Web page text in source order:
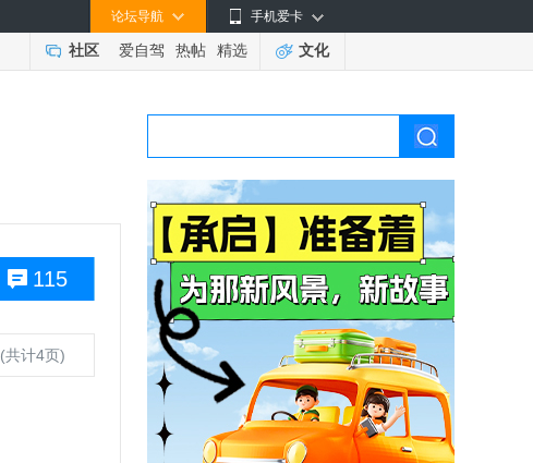
手机爱卡
论坛导航
社区 爱自驾 热帖 精选 文化
115
(共计4页)